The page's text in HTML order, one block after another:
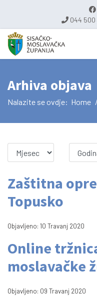
044 500
Arhiva objava
Nalazite se ovdje: Home
Zaštitna
Topusko
Objavljeno: 10 Travanj 2020
Online
moslavačke
Objavljeno: 09 Travanj 2020